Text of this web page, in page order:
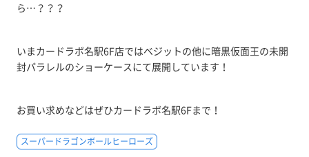
ら…？？？
いまカードラボ名駅6F店ではベジットの他に暗黒仮面王の未開
封パラレルのショーケースにて展開しています！
お買い求めなどはぜひカードラボ名駅6Fまで！
スーパードラゴンボールヒーローズ